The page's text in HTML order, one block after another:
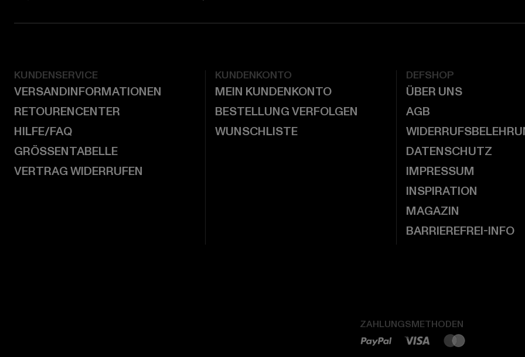
KUNDENSERVICE
VERSANDINFORMATIONEN
RETOURENCENTER
HILFE/FAQ
GRÖSSENTABELLE
VERTRAG WIDERRUFEN
KUNDENKONTO
MEIN KUNDENKONTO
BESTELLUNG VERFOLGEN
WUNSCHLISTE
DEFSHOP
ÜBER UNS
AGB
DATENSCHUTZ
IMPRESSUM
INSPIRATION
MAGAZIN
BARRIEREFREI-INFO
ZAHLUNGSMETHODEN